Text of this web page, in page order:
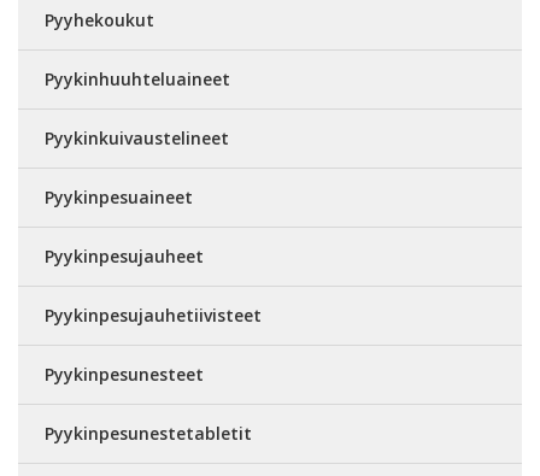
Pyyhekoukut
Pyykinhuuhteluaineet
Pyykinkuivaustelineet
Pyykinpesuaineet
Pyykinpesujauheet
Pyykinpesujauhetiivisteet
Pyykinpesunesteet
Pyykinpesunestetabletit